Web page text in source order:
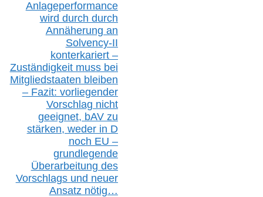
Anlageperformance
wird durch durch
Annäherung an
Solvency-II
konterkariert –
Zuständigkeit muss bei
Mitgliedstaaten bleiben
– Fazit: vorliegender
Vorschlag nicht
geeignet, bAVzu
stärken, weder in D
noch EU –
grundlegende
Überarbeitung des
Vorschlags und neuer
Ansatz nötig…